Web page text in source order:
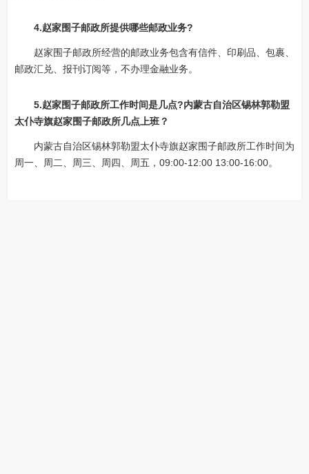
4.赵家围子邮政所提供哪些邮政业务?
赵家围子邮政所经营的邮政业务包含有信件、印刷品、包裹、
邮政汇兑、报刊订阅等，不办理金融业务。
5.赵家围子邮政所工作时间是几点?内蒙古自治区锡林郭勒盟
太仆寺旗赵家围子邮政所几点上班？
内蒙古自治区锡林郭勒盟太仆寺旗赵家围子邮政所工作时间为
周一、周二、周三、周四、周五，09:00-12:00 13:00-16:00。